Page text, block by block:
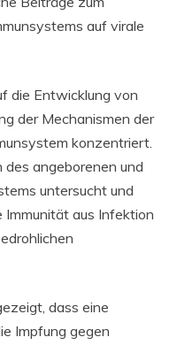
auf virale
die Entwicklung von
der Mechanismen der
konzentriert.
angeborenen und
untersucht und
aus Infektion
dass eine
Impfung gegen